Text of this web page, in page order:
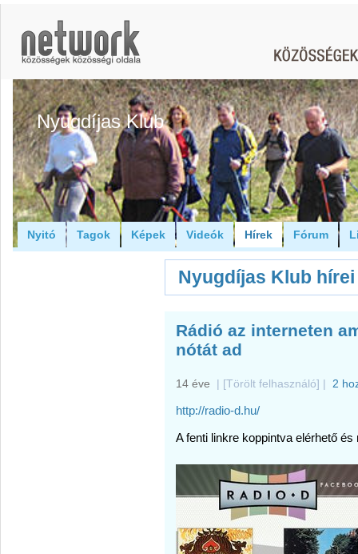
Nyugdíjas Klub
Nyitó Tagok Képek Videók Hírek Fórum
Nyugdíjas Klub hírei
Rádió az interneten
nótát ad
14 éve | [Törölt felhasználó] | 2
http://radio-d.hu/
A fenti linkre koppintva elérhető